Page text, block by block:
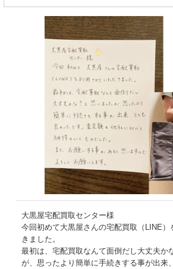
大黒屋宅配買取センター様
今回初めて大黒屋さんの宅配買取（LINE）
きました。
最初は、宅配買取なんて面倒だし大丈夫か
が、思ったより簡単に手続きする事が出来